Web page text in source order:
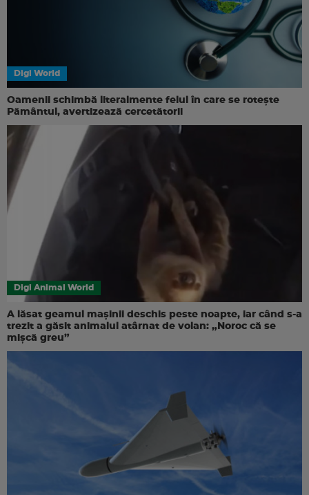
Digi World
Oamenii schimbă literalmente felul în care se rotește
Pământul, avertizează cercetătorii
Digi Animal World
A lăsat geamul mașinii deschis peste noapte, iar când s-a
trezit a găsit animalul atârnat de volan: „Noroc că se
mișcă greu”